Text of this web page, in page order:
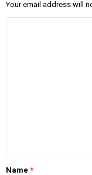
Your email address will
Name *